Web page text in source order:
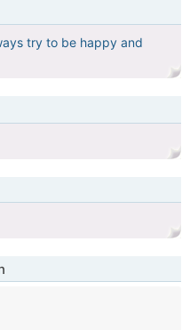
try to be happy and